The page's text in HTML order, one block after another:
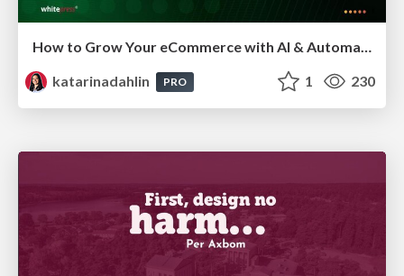
How to Grow Your eCommerce with AI & Automation
katarinadahlin
PRO 1 230